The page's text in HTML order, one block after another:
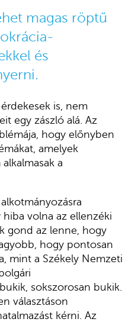
magas röptű
és
is, nem
egy zászló alá. Az
hogy előnyben
amelyek
a
volna az ellenzéki
gond az lenne, hogy
hogy pontosan
mint a Székely Nemzeti
sokszorosan bukik.
választáson
kérni. Az